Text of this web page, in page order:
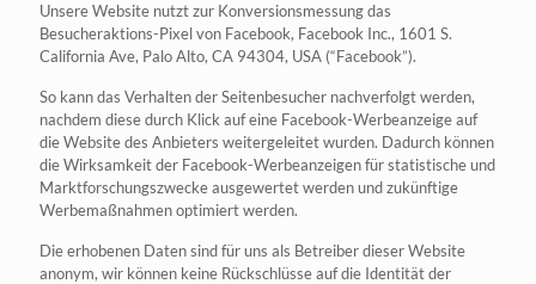
Unsere Website nutzt zur Konversionsmessung das
Besucheraktions-Pixel von Facebook, Facebook Inc., 1601 S.
California Ave, Palo Alto, CA 94304, USA (“Facebook”).
So kann das Verhalten der Seitenbesucher nachverfolgt werden,
nachdem diese durch Klick auf eine Facebook-Werbeanzeige auf
die Website des Anbieters weitergeleitet wurden. Dadurch können
die Wirksamkeit der Facebook-Werbeanzeigen für statistische und
Marktforschungszwecke ausgewertet werden und zukünftige
Werbemaßnahmen optimiert werden.
Die erhobenen Daten sind für uns als Betreiber dieser Website
anonym, wir können keine Rückschlüsse auf die Identität der